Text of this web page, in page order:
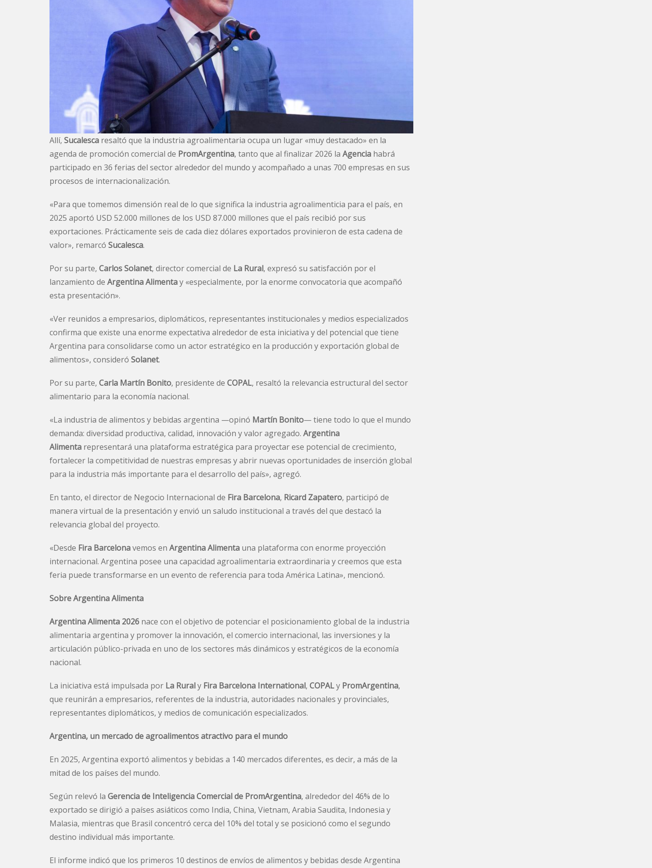
Allí, Sucalesca resaltó que la industria agroalimentaria ocupa un lugar «muy destacado» en la
agenda de promoción comercial de PromArgentina, tanto que al finalizar 2026 la Agencia habrá
participado en 36 ferias del sector alrededor del mundo y acompañado a unas 700 empresas en sus
procesos de internacionalización.
«Para que tomemos dimensión real de lo que significa la industria agroalimenticia para el país, en
2025 aportó USD 52.000 millones de los USD 87.000 millones que el país recibió por sus
exportaciones. Prácticamente seis de cada diez dólares exportados provinieron de esta cadena de
valor», remarcó Sucalesca.
Por su parte, Carlos Solanet, director comercial de La Rural, expresó su satisfacción por el
lanzamiento de Argentina Alimentay «especialmente, por la enorme convocatoria que acompañó
esta presentación».
«Ver reunidos a empresarios, diplomáticos, representantes institucionales y medios especializados
confirma que existe una enorme expectativa alrededor de esta iniciativa y del potencial que tiene
Argentina para consolidarse como un actor estratégico en la producción y exportación global de
alimentos», consideró Solanet.
Por su parte, Carla Martín Bonito, presidente de COPAL, resaltó la relevancia estructural del sector
alimentario para la economía nacional.
«La industria de alimentos y bebidas argentina —opinó Martín Bonito— tiene todo lo que el mundo
demanda: diversidad productiva, calidad, innovación y valor agregado. Argentina
Alimenta representará una plataforma estratégica para proyectar ese potencial de crecimiento,
fortalecer la competitividad de nuestras empresas y abrir nuevas oportunidades de inserción global
para la industria más importante para el desarrollo del país», agregó.
En tanto, el director de Negocio Internacional de Fira Barcelona, Ricard Zapatero, participó de
manera virtual de la presentación y envió un saludo institucional a través del que destacó la
relevancia global del proyecto.
«Desde Fira Barcelonavemos en Argentina Alimenta una plataforma con enorme proyección
internacional. Argentina posee una capacidad agroalimentaria extraordinaria y creemos que esta
feria puede transformarse en un evento de referencia para toda América Latina», mencionó.
Sobre Argentina Alimenta
Argentina Alimenta 2026 nace con el objetivo de potenciar el posicionamiento global de la industria
alimentaria argentina y promover la innovación, el comercio internacional, las inversiones y la
articulación público-privada en uno de los sectores más dinámicos y estratégicos de la economía
nacional.
La iniciativa está impulsada por La Ruraly Fira Barcelona International, COPALy PromArgentina,
que reunirán a empresarios, referentes de la industria, autoridades nacionales y provinciales,
representantes diplomáticos, y medios de comunicación especializados.
Argentina, un mercado de agroalimentos atractivo para el mundo
En 2025, Argentina exportó alimentos y bebidas a 140 mercados diferentes, es decir, a más de la
mitad de los países del mundo.
Según relevó la Gerencia de Inteligencia Comercial de PromArgentina, alrededor del 46% de lo
exportado se dirigió a países asiáticos como India, China, Vietnam, Arabia Saudita, Indonesia y
Malasia, mientras que Brasil concentró cerca del 10% del total y se posicionó como el segundo
destino individual más importante.
El informe indicó que los primeros 10 destinos de envíos de alimentos y bebidas desde Argentina